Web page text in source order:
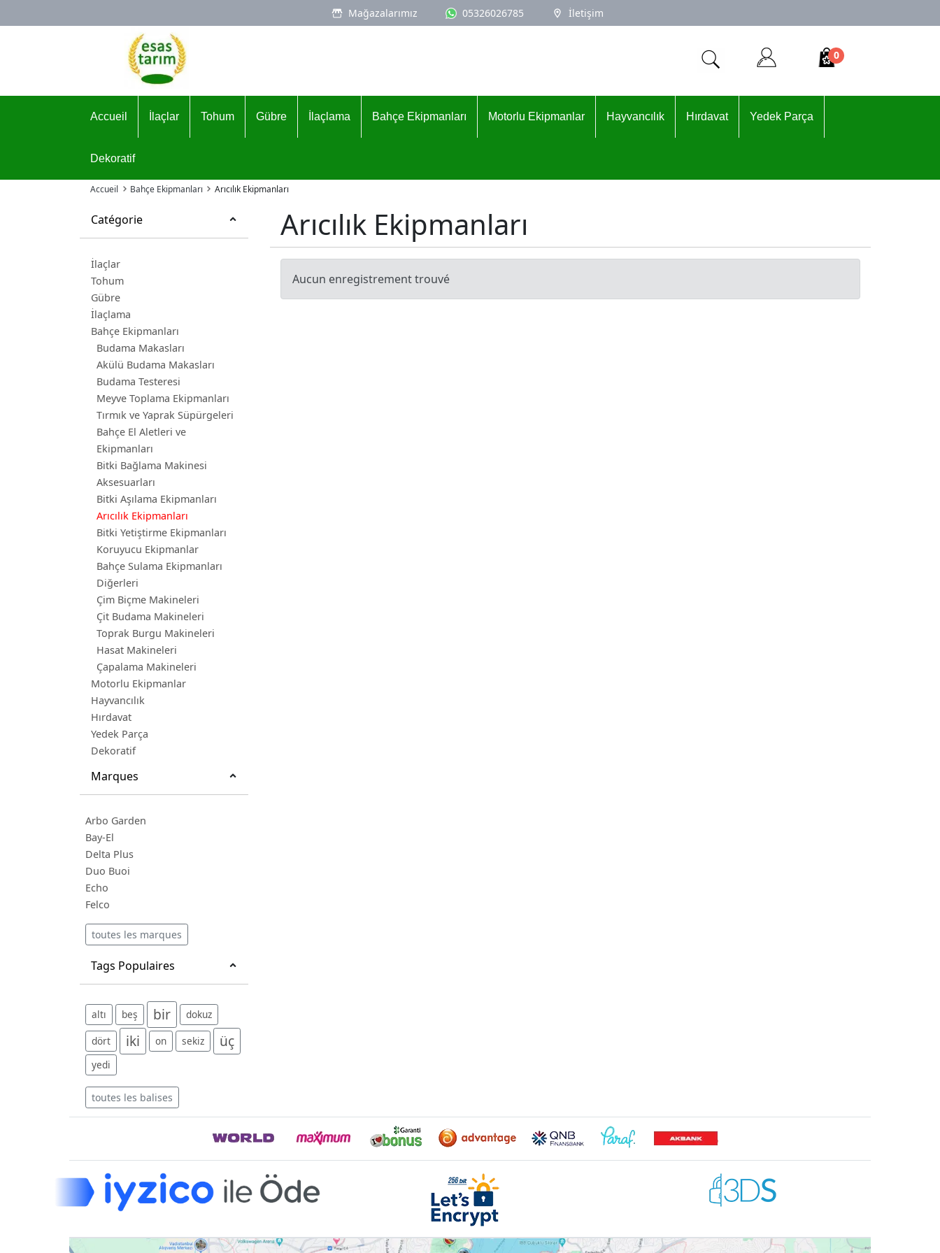
Mağazalarımız 05326026785 İletişim
Logo
0
Accueil İlaçlar Tohum Gübre İlaçlama Bahçe Ekipmanları Motorlu Ekipmanlar Hayvancılık Hırdavat Yedek Parça
Dekoratif
Accueil Bahçe Ekipmanları Arıcılık Ekipmanları
Catégorie
İlaçlar
Tohum
Gübre
İlaçlama
Bahçe Ekipmanları
Budama Makasları
Akülü Budama Makasları
Budama Testeresi
Meyve Toplama Ekipmanları
Tırmık ve Yaprak Süpürgeleri
Bahçe El Aletleri ve
Ekipmanları
Bitki Bağlama Makinesi
Aksesuarları
Bitki Aşılama Ekipmanları
Arıcılık Ekipmanları
Bitki Yetiştirme Ekipmanları
Koruyucu Ekipmanlar
Bahçe Sulama Ekipmanları
Diğerleri
Çim Biçme Makineleri
Çit Budama Makineleri
Toprak Burgu Makineleri
Hasat Makineleri
Çapalama Makineleri
Motorlu Ekipmanlar
Hayvancılık
Hırdavat
Yedek Parça
Dekoratif
Marques
Arbo Garden
Bay-El
Delta Plus
Duo Buoi
Echo
Felco
toutes les marques
Tags Populaires
altı beş bir
dokuz
dört
iki on sekiz üç
yedi
toutes les balises
Arıcılık Ekipmanları
Aucun enregistrement trouvé